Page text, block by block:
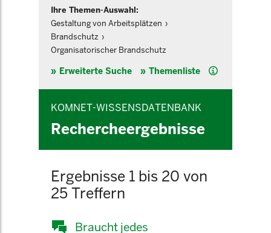
Ihre Themen-Auswahl:
Gestaltung von Arbeitsplätzen
Brandschutz
Organisatorischer Brandschutz
Erweiterte Suche Themenliste Hilfe
KOMNET-WISSENSDATENBANK
Rechercheergebnisse
Ergebnisse 1 bis 20 von
25 Treffern
Braucht jedes